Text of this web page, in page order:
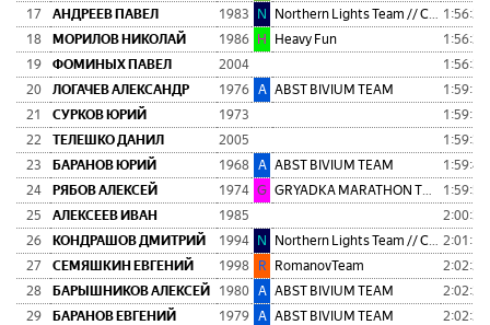
17
АНДРЕЕВ ПАВЕЛ 1983 N Northern Lights Team // Сияние Севера 1:56:20
18
МОРИЛОВ НИКОЛАЙ 1986 H Heavy Fun
1:56:25
19
ФОМИНЫХ ПАВЕЛ 2004
1:56:30
20
ЛОГАЧЕВ АЛЕКСАНДР 1976 A ABST BIVIUM TEAM
1:59:11
21
СУРКОВ ЮРИЙ 1973
1:59:17
22
ТЕЛЕШКО ДАНИЛ 2005
1:59:37
23
БАРАНОВ ЮРИЙ 1968 A ABST BIVIUM TEAM
1:59:47
24
РЯБОВ АЛЕКСЕЙ 1974 G GRYADKA MARATHON TEAM
1:59:54
25
АЛЕКСЕЕВ ИВАН 1985
2:00:37
26
КОНДРАШОВ ДМИТРИЙ 1994 N Northern Lights Team // Сияние Севера 2:01:10
27
СЕМЯШКИН ЕВГЕНИЙ 1998 R RomanovTeam
2:02:21
28
БАРЫШНИКОВ АЛЕКСЕЙ 1980 A ABST BIVIUM TEAM
2:02:27
29
БАРАНОВ ЕВГЕНИЙ 1979 A ABST BIVIUM TEAM
2:02:28